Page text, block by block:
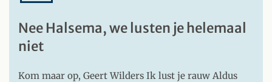
Nee Halsema, we lusten je helemaal
niet
Kom maar op, Geert Wilders Ik lust je rauw Aldus